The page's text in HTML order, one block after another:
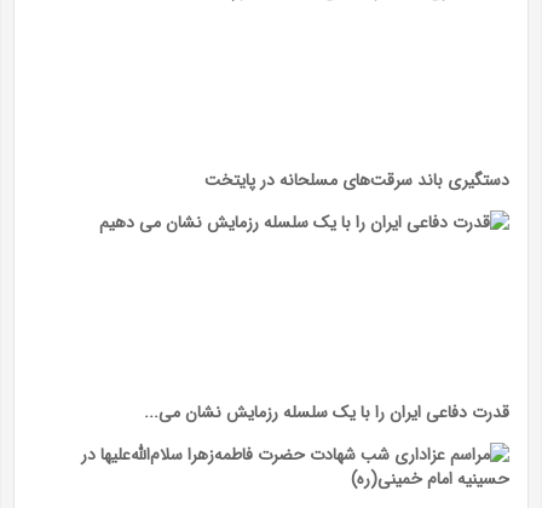
دستگیری باند سرقت‌های مسلحانه در پایتخت
قدرت دفاعی ایران را با یک سلسله رزمایش نشان می...